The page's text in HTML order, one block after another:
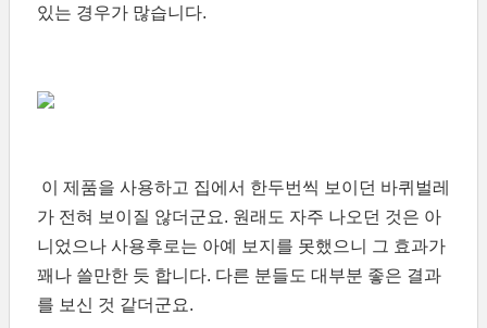
있는 경우가 많습니다.
이 제품을 사용하고 집에서 한두번씩 보이던 바퀴벌레
가 전혀 보이질 않더군요. 원래도 자주 나오던 것은 아
니었으나 사용후로는 아예 보지를 못했으니 그 효과가
꽤나 쓸만한 듯 합니다. 다른 분들도 대부분 좋은 결과
를 보신 것 같더군요.